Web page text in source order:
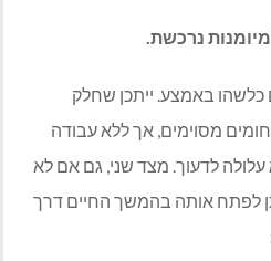
נרכשת.
באמצע. ייתכן שחלק
מסוימים, אך ללא עבודה
לדעוך. מצד שני, גם אם לא
לפתח אותה בהמשך החיים דרך